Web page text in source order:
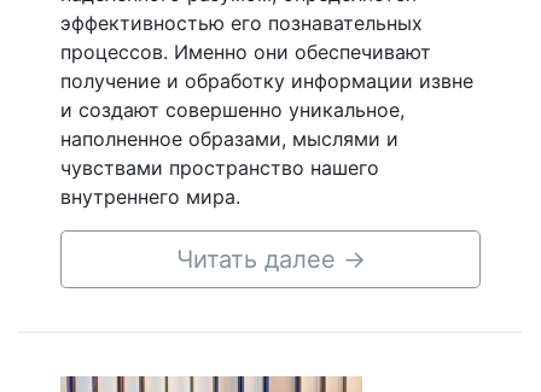
эффективностью его познавательных
процессов. Именно они обеспечивают
получение и обработку информации извне
и создают совершенно уникальное,
наполненное образами, мыслями и
чувствами пространство нашего
внутреннего мира.
Читать далее →